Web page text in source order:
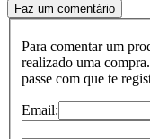
Faz um comentário
Para comentar um
realizado uma
passe com que te
Email: